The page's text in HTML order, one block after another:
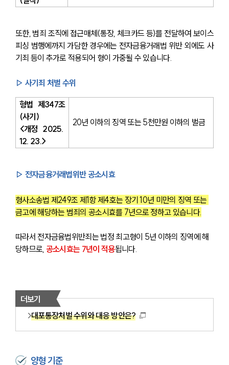
또한, 범죄 조직에 접근매체(통장, 체크카드 등)를 전달하여 보이스
피싱 범행에까지 가담한 경우에는 전자금융거래법 위반 외에도 사
기죄 등이 추가로 적용되어 형이 가중될 수 있습니다.
▷ 사기죄 처벌 수위
형법 제347조
(사기)
<개정 2025.
12. 23.>
20년 이하의 징역 또는 5천만원 이하의 벌금
▷ 전자금융거래법위반 공소시효
형사소송법 제249조 제1항 제4호는 장기 10년 미만의 징역 또는
금고에 해당하는 범죄의 공소시효를 7년으로 정하고 있습니다.
따라서 전자금융법위반죄는 법정 최고형이 5년 이하의 징역에 해
당하므로, 공소시효는 7년이 적용됩니다.
더보기
대포통장처벌 수위와 대응 방안은?
양형 기준